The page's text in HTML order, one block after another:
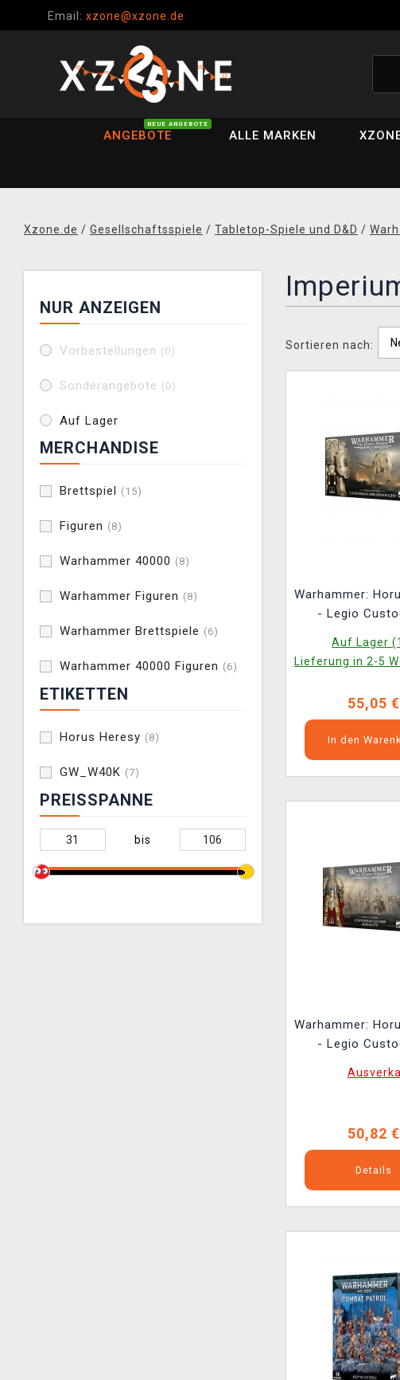
Email: xzone@xzone.de
ANGEBOTE
NEUE ANGEBOTE
ALLE MARKEN
Xzone.de / Gesellschaftsspiele / Tabletop-Spiele und D&D /
NUR ANZEIGEN
Vorbestellungen (0)
Sonderangebote (0)
Auf Lager
MERCHANDISE
Brettspiel (15)
Figuren (8)
Warhammer 40000 (8)
Warhammer Figuren (8)
Warhammer Brettspiele (6)
Warhammer 40000 Figuren (6)
ETIKETTEN
Horus Heresy (8)
GW_W40K (7)
PREISSPANNE
bis
Sortieren nach:
Warhammer:
- Legio
Figur)
Auf Lager
Lieferung in 2-5
55,05 €
In den
Warhammer:
- Legio
(6
50,82 €
Details